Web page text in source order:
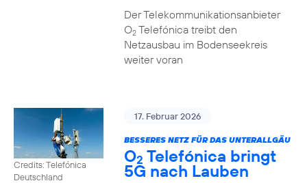
Der Telekommunikationsanbieter
O2Telefónica treibt den
Netzausbau im Bodenseekreis
weiter voran
Credits: Telefónica
Deutschland
17. Februar 2026
BESSERES NETZ FÜR DAS UNTERALLGÄU
O2 Telefónica bringt
5G nach Lauben